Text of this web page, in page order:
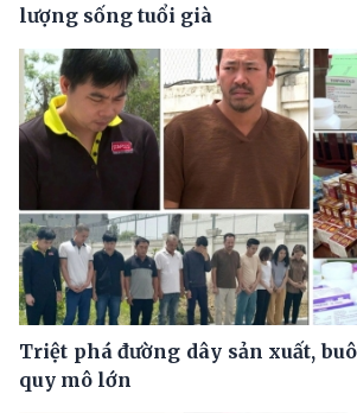
lượng sống tuổi già
Triệt phá đường dây sản xuất,
quy mô lớn